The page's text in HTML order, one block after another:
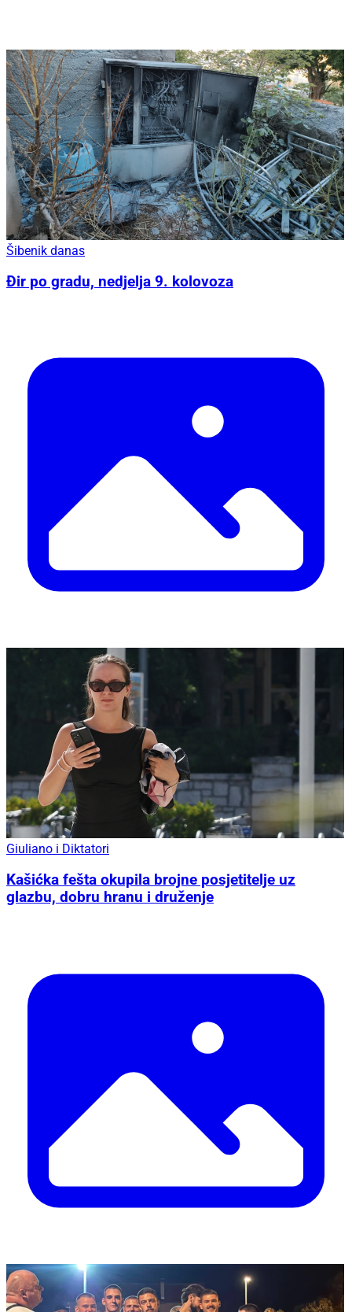
Šibenik danas
Đir po gradu, nedjelja 9. kolovoza
Giuliano i Diktatori
Kašićka fešta okupila brojne posjetitelje uz
glazbu, dobru hranu i druženje